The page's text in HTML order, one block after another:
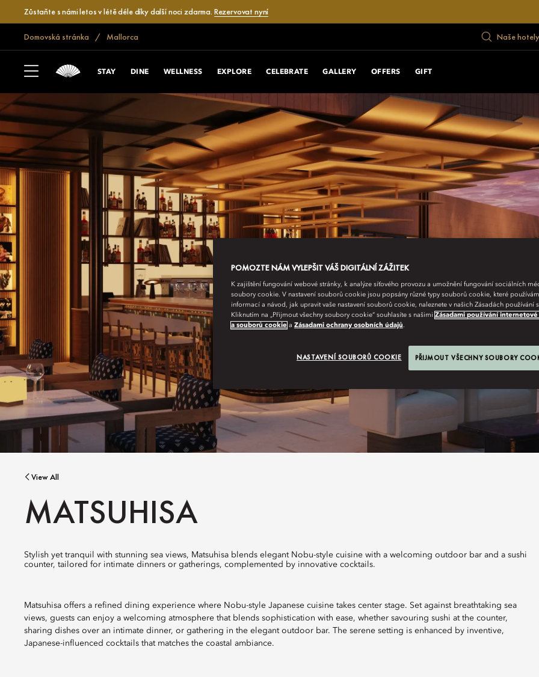
Zůstaňte s námi letos v létě déle díky další noci zdarma. Rezervovat nyní
Domovská stránka Mallorca Naše
STAY DINE WELLNESS EXPLORE CELEBRATE GALLERY OFFERS GIFT
View All
MATSUHISA
Stylish yet tranquil with stunning sea views, Matsuhisa blends elegant Nobu-style cuisine with a welcoming outdoor bar and a sushi
counter, tailored for intimate dinners or gatherings, complemented by innovative cocktails.
Matsuhisa offers a refined dining experience where Nobu-style Japanese cuisine takes center stage. Set against breathtaking sea
views, guests can enjoy a welcoming atmosphere that blends sophistication with ease, whether savouring sushi at the counter,
sharing dishes over an intimate dinner, or gathering in the elegant outdoor bar. The serene setting is enhanced by inventive,
Japanese-influenced cocktails that matches the coastal ambiance.
POMOZTE NÁM VYLEPŠIT VÁŠ DIGITÁLNÍ ZÁŽITEK
K zajištění fungování webové stránky, k analýze síťového provozu a umožnění fungování sociálních
soubory cookie. V nastavení souborů cookie jsou popsány různé typy souborů cookie, které
informací a návod, jak upravit vaše nastavení souborů cookie, naleznete v našich Zásadách používání
Kliknutím na „Přijmout všechny soubory cookie“ souhlasíte s našimi Zásadami používání
a souborů cookie a Zásadami ochrany osobních údajů.
NASTAVENÍ SOUBORŮ COOKIE PŘIJMOUT VŠECHNY SOUBORY